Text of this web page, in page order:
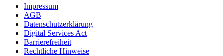
Impressum
AGB
Datenschutzerklärung
Digital Services Act
Barrierefreiheit
Rechtliche Hinweise